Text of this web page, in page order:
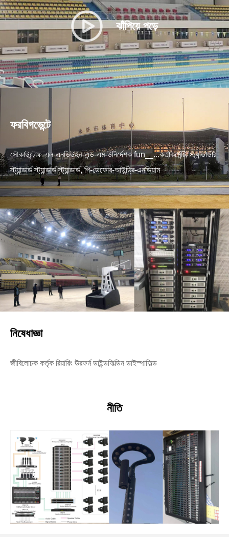
ঝাঁপিয়ে পড়ে
ফরবিগভেন্টে
সৌকাউন্টোফ-এল-এনডিউইন-এন্ড-এম-উনির্দেশক fun▁...কর্তাকর্মেন্টি, স্ট্যান্ডার্ডার
স্ট্যান্ডার্ড স্ট্যান্ডার্ড স্ট্যান্ডার্ড, পি-ডেফোর-আউন্ড্রি-এনডিয়াম
নিষেধাজ্ঞা
জীবিলোচক কর্তৃক রিয়ারিং ঊরফর্ম ডাইন্ডফিল্ডিন ডাইস্পাফিল্ড
নীতি